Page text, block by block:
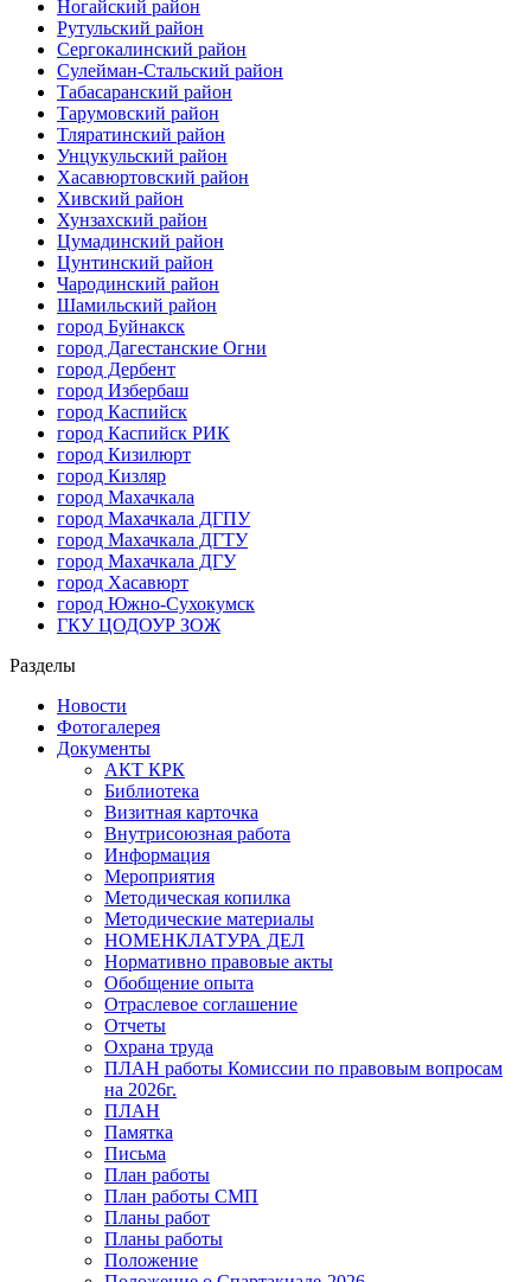
Ногайский район
Рутульский район
Сергокалинский район
Сулейман-Стальский район
Табасаранский район
Тарумовский район
Тляратинский район
Унцукульский район
Хасавюртовский район
Хивский район
Хунзахский район
Цумадинский район
Цунтинский район
Чародинский район
Шамильский район
город Буйнакск
город Дагестанские Огни
город Дербент
город Избербаш
город Каспийск
город Каспийск РИК
город Кизилюрт
город Кизляр
город Махачкала
город Махачкала ДГПУ
город Махачкала ДГТУ
город Махачкала ДГУ
город Хасавюрт
город Южно-Сухокумск
ГКУ ЦОДОУР ЗОЖ
Разделы
Новости
Фотогалерея
Документы
АКТ КРК
Библиотека
Визитная карточка
Внутрисоюзная работа
Информация
Мероприятия
Методическая копилка
Методические материалы
НОМЕНКЛАТУРА ДЕЛ
Нормативно правовые акты
Обобщение опыта
Отраслевое соглашение
Отчеты
Охрана труда
ПЛАН работы Комиссии по правовым вопросам
на 2026г.
ПЛАН
Памятка
Письма
План работы
План работы СМП
Планы работ
Планы работы
Положение